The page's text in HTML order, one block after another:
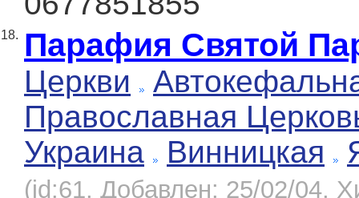
18. Парафия Святой
Церкви
Православная
Украина
Винницкая
(id:61, Добавлен: 25/02/04,